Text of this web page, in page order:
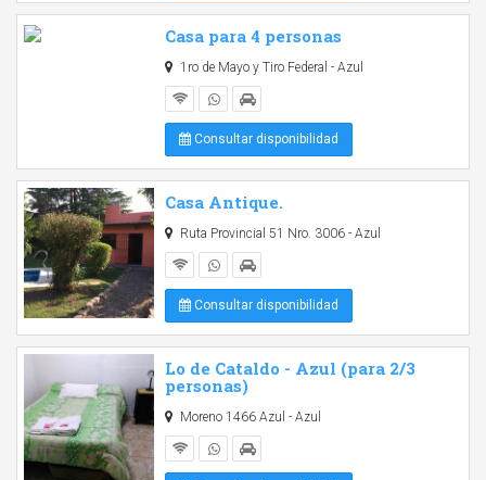
Casa para 4 personas
1ro de Mayo y Tiro Federal - Azul
Consultar disponibilidad
Casa Antique.
Ruta Provincial 51 Nro. 3006 - Azul
Consultar disponibilidad
Lo de Cataldo - Azul (para 2/3
personas)
Moreno 1466 Azul - Azul